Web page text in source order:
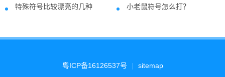
特殊符号比较漂亮的几种 小老鼠符号怎么打？
粤ICP备16126537号 | sitemap